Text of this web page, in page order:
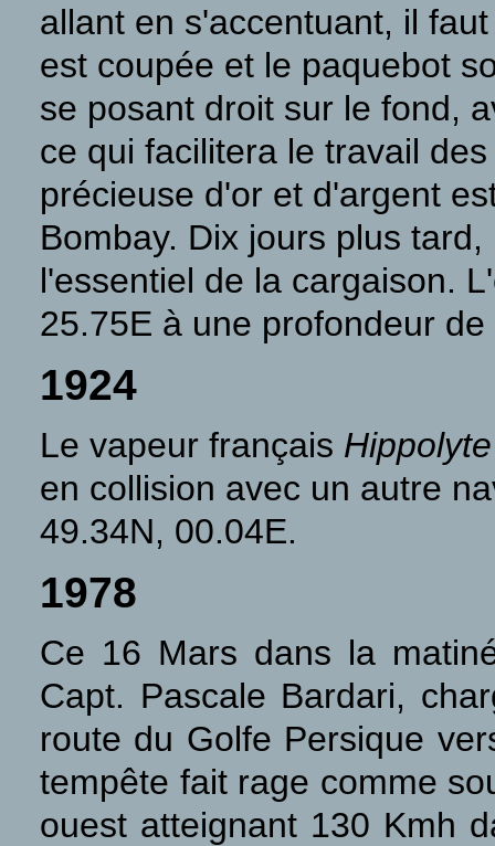
allant en s'accentuant, il
est coupée et le paquebot
se posant droit sur le fond,
ce qui facilitera le travail
précieuse d'or et d'argent
Bombay. Dix jours plus
l'essentiel de la cargaison.
25.75E à une profondeur
1924
Le vapeur français
en collision avec un autre
49.34N, 00.04E.
1978
Ce 16 Mars dans la
Capt. Pascale Bardari,
route du Golfe Persique
tempête fait rage comme
ouest atteignant 130 Kmh